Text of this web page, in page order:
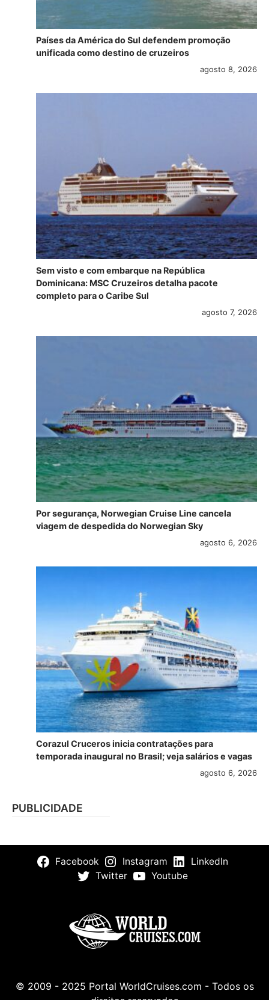
Países da América do Sul defendem promoção
unificada como destino de cruzeiros
agosto 8, 2026
Sem visto e com embarque na República
Dominicana: MSC Cruzeiros detalha pacote
completo para o Caribe Sul
agosto 7, 2026
Por segurança, Norwegian Cruise Line cancela
viagem de despedida do Norwegian Sky
agosto 6, 2026
Corazul Cruceros inicia contratações para
temporada inaugural no Brasil; veja salários e vagas
agosto 6, 2026
PUBLICIDADE
Facebook Instagram
LinkedIn
Twitter
Youtube
© 2009 - 2025 Portal WorldCruises.com - Todos os